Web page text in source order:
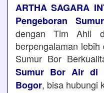
ARTHA SAGARA
Pengeboran
dengan Tim Ahli
berpengalaman
Sumur Bor
Sumur Bor Air di
Bogor, bisa hubungi